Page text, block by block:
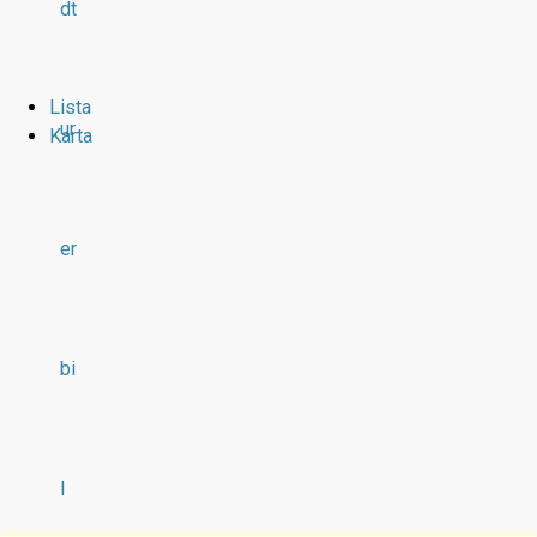
dt
ur
er
bi
l
Lista
Karta